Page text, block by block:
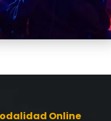
Online